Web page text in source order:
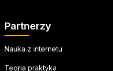
Partnerzy
Nauka z internetu
Teoria praktyka